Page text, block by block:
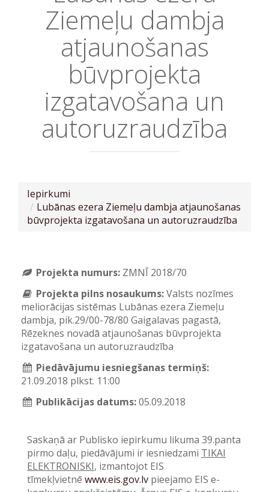
Ziemeļu dambja
atjaunošanas
būvprojekta
izgatavošana un
autoruzraudzība
Iepirkumi
Lubānas ezera Ziemeļu dambja atjaunošanas
būvprojekta izgatavošana un autoruzraudzība
Projekta numurs: ZMNĪ 2018/70
Projekta pilns nosaukums:Valsts nozīmes
meliorācijas sistēmas Lubānas ezera Ziemeļu
dambja, pik.29/00-78/80 Gaigalavas pagastā,
Rēzeknes novadā atjaunošanas būvprojekta
izgatavošana un autoruzraudzība
Piedāvājumu iesniegšanas termiņš:
21.09.2018 plkst. 11:00
Publikācijas datums:05.09.2018
Saskaņā ar Publisko iepirkumu likuma 39.panta
pirmo daļu, piedāvājumi ir iesniedzami TIKAI
ELEKTRONISKI, izmantojot EIS
tīmekļvietnē www.eis.gov.lv pieejamo EIS e-